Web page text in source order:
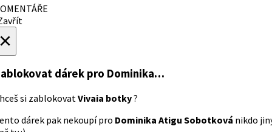
dárek pro Dominika…
si zablokovatVivaia botky?
dárek pak nekoupí pro Dominika Atigu Sobotková nikdo